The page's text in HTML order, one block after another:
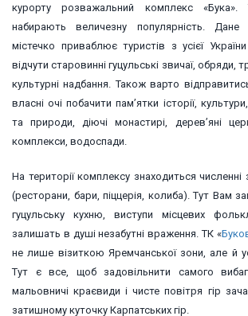
курорту розважальний комплекс
набирають величезну популярність. Дане
містечко приваблює туристів з усієї
відчути старовинні гуцульські звичаї, обряди,
культурні надбання. Також варто
власні очі побачити пам’ятки історії, культури,
та природи, діючі монастирі, дерев’яні
комплекси, водоспади.
На території комплексу знаходиться численні
(ресторани, бари, піццерія, колиба). Тут Вам
гуцульську кухню, виступи місцевих
залишать в душі незабутні враження. ТК «
не лише візиткою Яремчанської зони, але й
Тут є все, щоб задовільнити самого
мальовничі краєвиди і чисте повітря гір
затишному куточку Карпатських гір.